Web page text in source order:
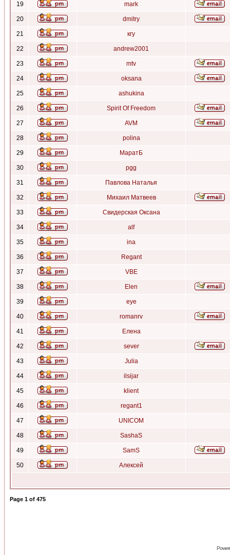
19 mark
20 dmitry
21 кгу
22 andrew2001
23 mtv
24 oksana
25 ashukina
26 Spirit Of Freedom
27 AVM
28 polina
29 МаратБ
30 pgg
31 Павлова Наталья
32 Михаил Матвеев
33 Свидерская Оксана
34 alf
35 ina
36 Regant
37 VBE
38 Elen
39 eye
40 romanrv
41 Елена
42 sever
43 Julia
44 ilsijar
45 klient
46 regant1
47 UNICOM
48 SashaS
49 SamS
50 Алексей
Page 1 of 475